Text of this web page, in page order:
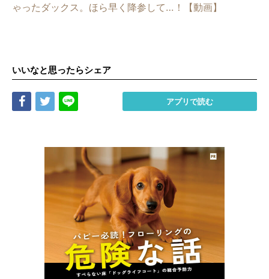
ゃったダックス。ほら早く降参して…！【動画】
いいなと思ったらシェア
Share Tweet アプリで読む